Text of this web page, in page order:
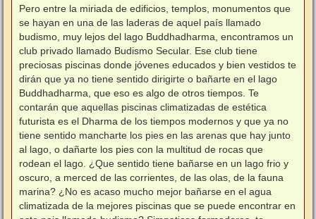
Pero entre la miriada de edificios, templos, monumentos que
se hayan en una de las laderas de aquel país llamado
budismo, muy lejos del lago Buddhadharma, encontramos un
club privado llamado Budismo Secular. Ese club tiene
preciosas piscinas donde jóvenes educados y bien vestidos te
dirán que ya no tiene sentido dirigirte o bañarte en el lago
Buddhadharma, que eso es algo de otros tiempos. Te
contarán que aquellas piscinas climatizadas de estética
futurista es el Dharma de los tiempos modernos y que ya no
tiene sentido mancharte los pies en las arenas que hay junto
al lago, o dañarte los pies con la multitud de rocas que
rodean el lago. ¿Que sentido tiene bañarse en un lago frio y
oscuro, a merced de las corrientes, de las olas, de la fauna
marina? ¿No es acaso mucho mejor bañarse en el agua
climatizada de la mejores piscinas que se puede encontrar en